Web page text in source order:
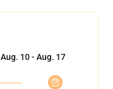
Aug. 10 - Aug. 17